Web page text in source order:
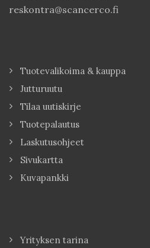
reskontra@scancerco.fi
Tuotevalikoima & kauppa
Jutturuutu
Tilaa uutiskirje
Tuotepalautus
Laskutusohjeet
Sivukartta
Kuvapankki
Yrityksen tarina